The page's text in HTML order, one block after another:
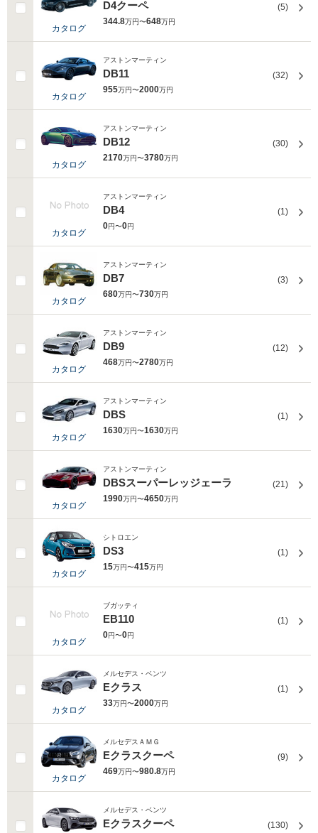
カタログ
D4クーペ
344.8万円〜648万円
(5)
カタログ
アストンマーティン
DB11
955万円〜2000万円
(32)
カタログ
アストンマーティン
DB12
2170万円〜3780万円
(30)
カタログ
アストンマーティン
DB4
0円〜0円
(1)
カタログ
アストンマーティン
DB7
680万円〜730万円
(3)
カタログ
アストンマーティン
DB9
468万円〜2780万円
(12)
カタログ
アストンマーティン
DBS
1630万円〜1630万円
(1)
カタログ
アストンマーティン
DBSスーパーレッジェーラ
1990万円〜4650万円
(21)
カタログ
シトロエン
DS3
15万円〜415万円
(1)
カタログ
ブガッティ
EB110
0円〜0円
(1)
カタログ
メルセデス・ベンツ
Eクラス
33万円〜2000万円
(1)
カタログ
メルセデスＡＭＧ
Eクラスクーペ
469万円〜980.8万円
(9)
メルセデス・ベンツ
Eクラスクーペ (130)